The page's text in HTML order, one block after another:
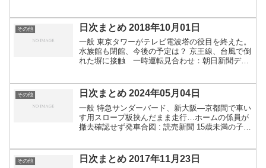
その他 日次まとめ 2018年10月01日
一般 東京タワーがテレビ電波塔の役目を終えた。
水族館も閉館、今後の予定は？ 京王線、台風で倒
れた塀に接触 一時運転見合わせ：朝日新聞デジ
７割が悩む（...
その他 日次まとめ 2024年05月04日
一般 特急サンダーバード、新大阪―京都間で車い
す用スロープ板挟んだまま走行…ホームの係員が
撤去確認せず発車合図 : 読売新聞 15歳未満の子ど
その他 日次まとめ 2017年11月23日